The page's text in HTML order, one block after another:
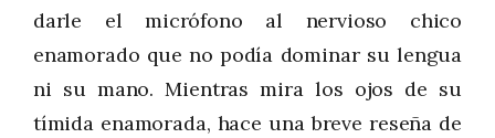
darle el micrófono al nervioso chico
enamorado que no podía dominar su lengua
ni su mano. Mientras mira los ojos de su
tímida enamorada, hace una breve reseña de